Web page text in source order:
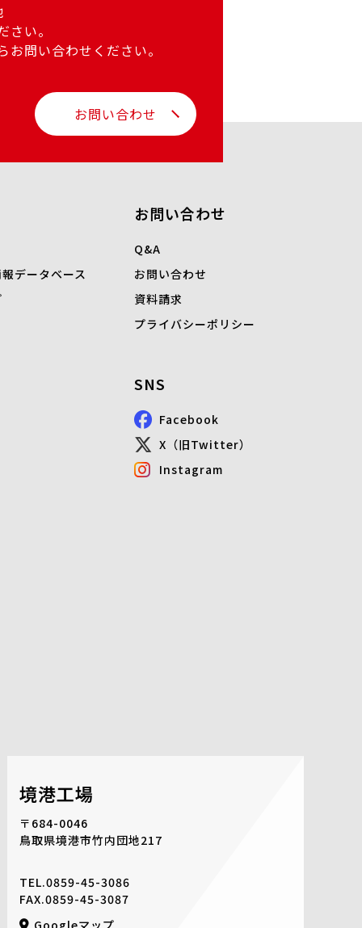
い。
問い合わせください。
お問い合わせ
データベース
お問い合わせ
Q&A
お問い合わせ
資料請求
プライバシーポリシー
SNS
Facebook
X（旧Twitter）
Instagram
境港工場
〒684-0046
鳥取県境港市竹内団地217
TEL.0859-45-3086
FAX.0859-45-3087